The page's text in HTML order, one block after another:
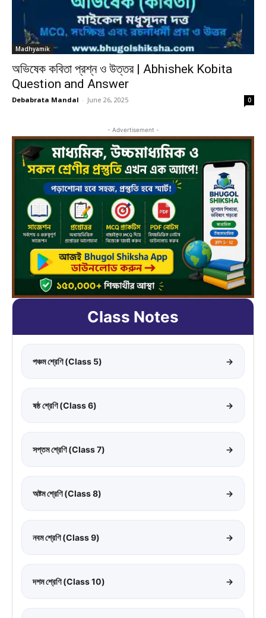
Madhyamik
অভিষেক কবিতা প্রশ্ন ও উত্তর | Abhishek Kobita
Question and Answer
Debabrata Mandal - June 26, 2025 0
- Advertisement -
Class Notes
পঞ্চম শ্রেণি (Class 5) →
ষষ্ঠ শ্রেণি (Class 6) →
সপ্তম শ্রেণি (Class 7) →
অষ্টম শ্রেণি (Class 8) →
নবম শ্রেণি (Class 9) →
দশম শ্রেণি (Class 10) →